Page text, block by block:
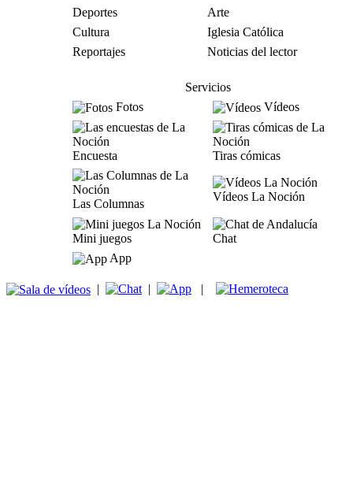
Deportes
Arte
Cultura
Iglesia Católica
Reportajes
Noticias del lector
Servicios
Fotos
Vídeos
Encuesta Tiras cómicas
Las Columnas
Vídeos La Noción
Mini juegos
Chat
App
| | |